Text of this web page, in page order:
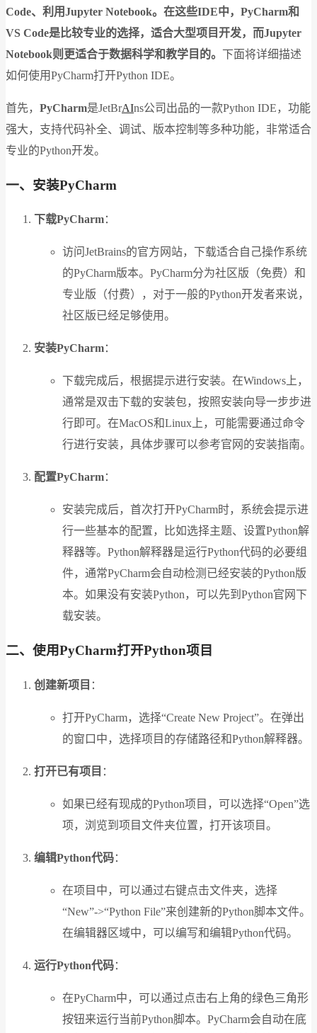
Code、利用Jupyter Notebook。在这些IDE中，PyCharm和
VS Code是比较专业的选择，适合大型项目开发，而Jupyter
Notebook则更适合于数据科学和教学目的。 下面将详细描述
如何使用PyCharm打开Python IDE。
首先， PyCharm是JetBrAIns公司出品的一款Python IDE，功能
强大，支持代码补全、调试、版本控制等多种功能，非常适合
专业的Python开发。
一、安装PyCharm
下载PyCharm：
访问JetBrains的官方网站，下载适合自己操作系统
的PyCharm版本。PyCharm分为社区版（免费）和
专业版（付费），对于一般的Python开发者来说，
社区版已经足够使用。
安装PyCharm：
下载完成后，根据提示进行安装。在Windows上，
通常是双击下载的安装包，按照安装向导一步步进
行即可。在MacOS和Linux上，可能需要通过命令
行进行安装，具体步骤可以参考官网的安装指南。
配置PyCharm：
安装完成后，首次打开PyCharm时，系统会提示进
行一些基本的配置，比如选择主题、设置Python解
释器等。Python解释器是运行Python代码的必要组
件，通常PyCharm会自动检测已经安装的Python版
本。如果没有安装Python，可以先到Python官网下
载安装。
二、使用PyCharm打开Python项目
创建新项目 ：
打开PyCharm，选择“Create New Project”。在弹出
的窗口中，选择项目的存储路径和Python解释器。
打开已有项目 ：
如果已经有现成的Python项目，可以选择“Open”选
项，浏览到项目文件夹位置，打开该项目。
编辑Python代码：
在项目中，可以通过右键点击文件夹，选择
“New”->“Python File”来创建新的Python脚本文件。
在编辑器区域中，可以编写和编辑Python代码。
运行Python代码：
在PyCharm中，可以通过点击右上角的绿色三角形
按钮来运行当前Python脚本。PyCharm会自动在底